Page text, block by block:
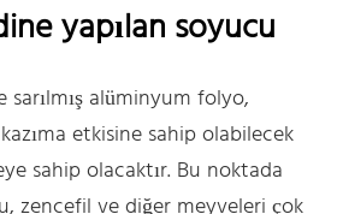
yapılan soyucu
alüminyum folyo,
etkisine sahip olabilecek
sahip olacaktır. Bu noktada